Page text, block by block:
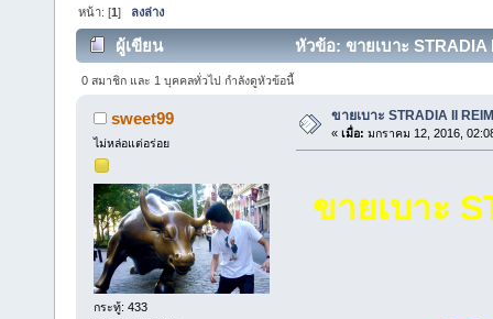
หน้า: [1] ลงล่าง
ผู้เขียน หัวข้อ: ขายเบาะ
0 สมาชิก และ 1 บุคคลทั่วไป กำลังดูหัวข้อนี้
sweet99
ไม่หล่อแต่อร่อย
กระทู้: 433
ขายเบาะ STRADIA II
« เมื่อ: มกราคม 12, 2016,
ขายเบาะ